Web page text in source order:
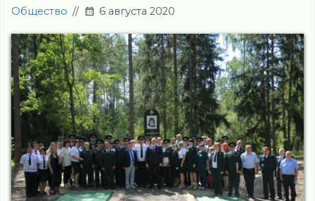
Общество // 6 августа 2020